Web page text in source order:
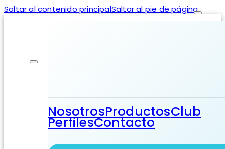
Saltar al contenido principalSaltar al pie de página
NosotrosProductosClub
PerfilesContacto